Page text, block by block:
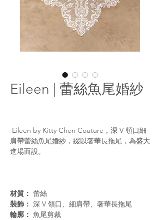
Eileen | 蕾絲魚尾婚紗
Eileen by Kitty Chen Couture，深 V 領口細
肩帶蕾絲魚尾婚紗，綴以奢華長拖尾，為盛大
進場而設。
材質： 蕾絲
裝飾： 深 V 領口、細肩帶、奢華長拖尾
輪廓： 魚尾剪裁